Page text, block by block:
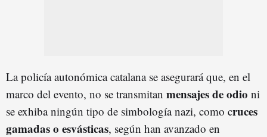
La policía autonómica catalana se asegurará que, en el
marco del evento, no se transmitan mensajes de odio ni
se exhiba ningún tipo de simbología nazi, como cruces
gamadas o esvásticas, según han avanzado en